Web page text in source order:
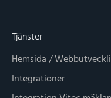
Tjänster
Hemsida /
Integrationer